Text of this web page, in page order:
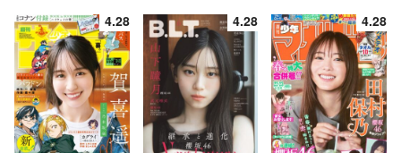
う」「ご褒美でロケし
ましょう」「フレンド
リーになりましょう」
「笑って卒業を祝いま
しょう」 [Blu-ray]
4.28 4.28 4.28